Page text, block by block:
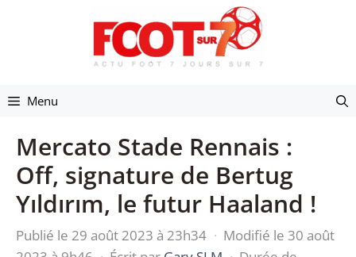
Menu
Mercato Stade Rennais :
Off, signature de Bertug
Yıldırım, le futur Haaland !
Publié le 29 août 2023 à 23h34 · Modifié le 30 août